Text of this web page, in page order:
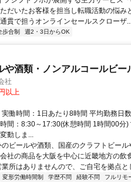
だいたお客様を担当し転職活動の悩み
貫で担うオンラインセールスクローザ
歩合制 週2・3日からOK
や酒類・ノンアルコールビー
社
以上
働時間：1日あたり8時間 平均勤務日
間：8:30～17:30(休憩時間 1時間00分)
動しま...
ビールや酒類、国産のクラフトビー
社の商品を大阪を中心に近畿地方の飲
所はありませんので、ご自宅を拠点と
変形労働時間制 学歴不問 経験不問 フルリモ